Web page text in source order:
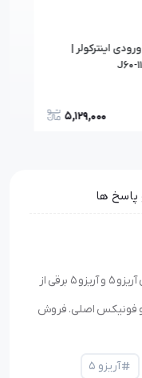
اینترکولر |
J60-
5,129,000
ها
خرید آب پاش شيشه شوي جلو مناسب برای آریزو ۵ و آریزو ۵ برقی از
و فونیکس اصلی. فروش
آریزو ۵